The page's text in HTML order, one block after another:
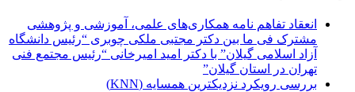
انعقاد تفاهم نامه همکاری‌های علمی، آموزشی و پژوهشی
مشترک فی ما بین دکتر مجتبی ملکی چوبری “رئیس دانشگاه
آزاد اسلامی گیلان” با دکتر امید امیرخانی “رئیس مجتمع فنی
تهران در استان گیلان”
بررسی رویکرد نزدیکترین همسایه (KNN)